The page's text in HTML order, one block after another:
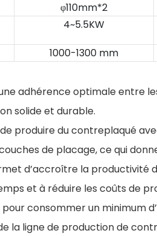
φ110mm*2
4~5.5KW
1000-1300 mm
adhérence optimale entre
solide et durable.
produire du contreplaqué
de placage, ce qui
d’accroître la
et à réduire les coûts de
consommer un minimum
la ligne de production de